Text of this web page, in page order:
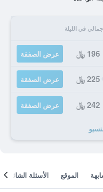
في الليلة
196 ﷼ عرض الصفقة
225 ﷼ عرض الصفقة
242 ﷼ عرض الصفقة
الموقع الأسئلة الشائعة